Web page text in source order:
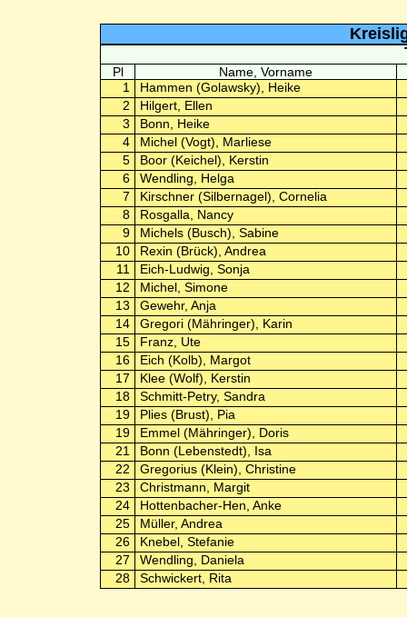
Pl Name, Vorname
1
Hammen (Golawsky), Heike
2
Hilgert, Ellen
3
Bonn, Heike
4
Michel (Vogt), Marliese
5
Boor (Keichel), Kerstin
6
Wendling, Helga
7
Kirschner (Silbernagel), Cornelia
8
Rosgalla, Nancy
9
Michels (Busch), Sabine
10
Rexin (Brück), Andrea
11
Eich-Ludwig, Sonja
12
Michel, Simone
13
Gewehr, Anja
14
Gregori (Mähringer), Karin
15
Franz, Ute
16
Eich (Kolb), Margot
17
Klee (Wolf), Kerstin
18
Schmitt-Petry, Sandra
19
Plies (Brust), Pia
19
Emmel (Mähringer), Doris
21
Bonn (Lebenstedt), Isa
22
Gregorius (Klein), Christine
23
Christmann, Margit
24
Hottenbacher-Hen, Anke
25
Müller, Andrea
26
Knebel, Stefanie
27
Wendling, Daniela
28
Schwickert, Rita